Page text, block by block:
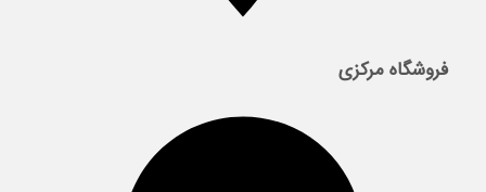
فروشگاه مرکزی